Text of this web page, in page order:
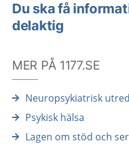
Du ska få
delaktig
MER PÅ 1177.SE
Neuropsykiatrisk
Psykisk hälsa
Lagen om stöd och